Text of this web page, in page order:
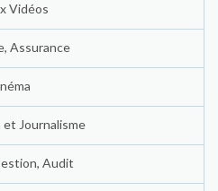
Vidéos
Assurance
et Journalisme
Audit